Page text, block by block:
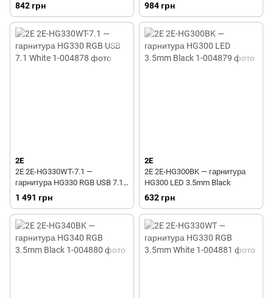
842 грн 984 грн
2E
2E 2E-HG330WT-7.1 —
гарнитура HG330 RGB USB 7.1
White
1 491 грн
2E
2E 2E-HG300BK — гарнитура
HG300 LED 3.5mm Black
632 грн